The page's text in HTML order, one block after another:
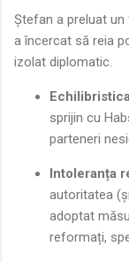
Ștefan a preluat
a încercat să reia
izolat diplomatic.
sprijin cu
parteneri
Intoleranța
autoritatea
adoptat
reformați,